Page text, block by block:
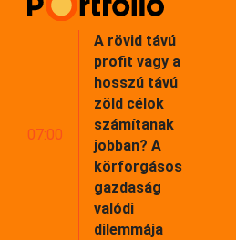
07:00
A rövid távú
profit vagy a
hosszú távú
zöld célok
számítanak
jobban? A
körforgásos
gazdaság
valódi
dilemmája